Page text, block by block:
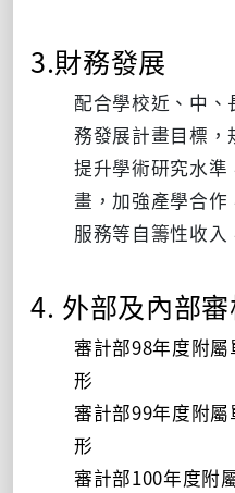
3.財務發展
配合學校近、中、
務發展計畫目標，
提升學術研究水準
畫，加強產學合
服務等自籌性收入
4. 外部及內部
審計部98年度附
形
審計部99年度附
形
審計部100年度附